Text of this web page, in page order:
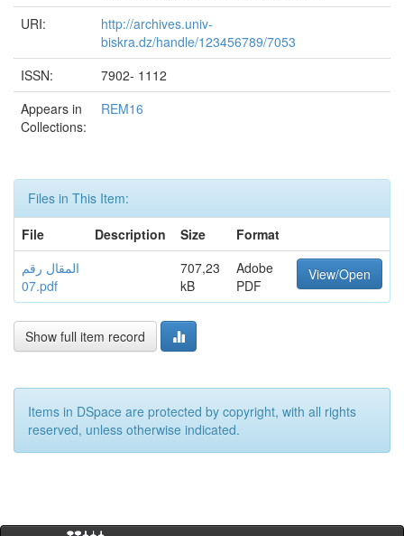
URI:
http://archives.univ-
biskra.dz/handle/123456789/7053
ISSN:
7902- 1112
Appears in
Collections:
REM16
Files in This Item:
File
Description Size
Format
المقال رقم
07.pdf
707,23
kB
Adobe
PDF
View/Open
Show full item record
Items in DSpace are protected by copyright, with all rights
reserved, unless otherwise indicated.